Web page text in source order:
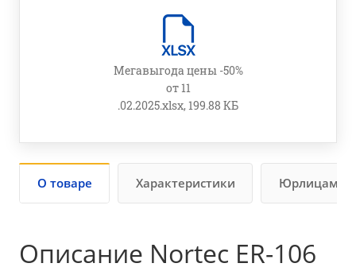
Мегавыгода цены -50%
от 11
.02.2025.xlsx, 199.88 КБ
О товаре Характеристики Юрлицам
Описание Nortec ER-106